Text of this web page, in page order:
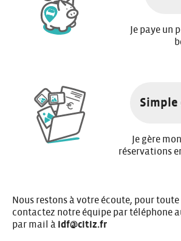
Je paye un
Je gère
réservations
Nous restons à votre écoute, pour
contactez notre équipe par téléphone
par mail à idf@citiz.fr